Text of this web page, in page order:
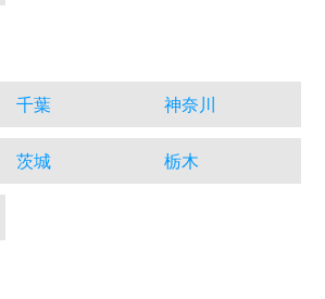
千葉 神奈川
茨城 栃木